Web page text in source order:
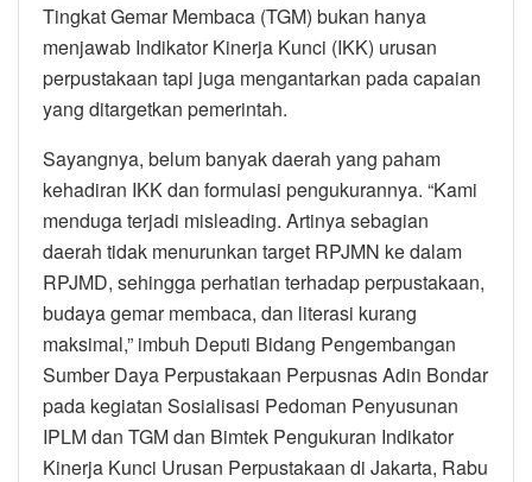
Tingkat Gemar Membaca (TGM) bukan hanya
menjawab Indikator Kinerja Kunci (IKK) urusan
perpustakaan tapi juga mengantarkan pada capaian
yang ditargetkan pemerintah.
Sayangnya, belum banyak daerah yang paham
kehadiran IKK dan formulasi pengukurannya. “Kami
menduga terjadi misleading. Artinya sebagian
daerah tidak menurunkan target RPJMN ke dalam
RPJMD, sehingga perhatian terhadap perpustakaan,
budaya gemar membaca, dan literasi kurang
maksimal,” imbuh Deputi Bidang Pengembangan
Sumber Daya Perpustakaan Perpusnas Adin Bondar
pada kegiatan Sosialisasi Pedoman Penyusunan
IPLM dan TGM dan Bimtek Pengukuran Indikator
Kinerja Kunci Urusan Perpustakaan di Jakarta, Rabu